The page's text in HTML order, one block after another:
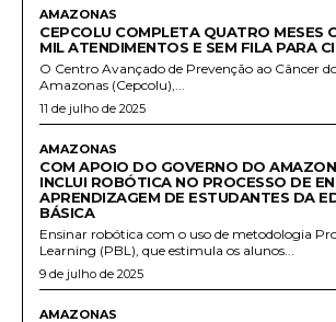
AMAZONAS
CEPCOLU COMPLETA QUATRO MESES
MIL ATENDIMENTOS E SEM FILA PARA
O Centro Avançado de Prevenção ao Câncer
Amazonas (Cepcolu),...
11 de julho de 2025
AMAZONAS
COM APOIO DO GOVERNO DO
INCLUI ROBÓTICA NO PROCESSO DE
APRENDIZAGEM DE ESTUDANTES DA
BÁSICA
Ensinar robótica com o uso de metodologia
Learning (PBL), que estimula os alunos...
9 de julho de 2025
AMAZONAS